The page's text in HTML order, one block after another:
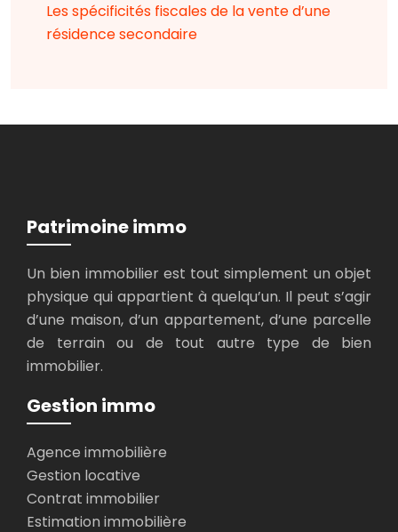
Les spécificités fiscales de la vente d’une
résidence secondaire
Patrimoine immo
Un bien immobilier est tout simplement un objet
physique qui appartient à quelqu’un. Il peut s’agir
d’une maison, d’un appartement, d’une parcelle
de terrain ou de tout autre type de bien
immobilier.
Gestion immo
Agence immobilière
Gestion locative
Contrat immobilier
Estimation immobilière